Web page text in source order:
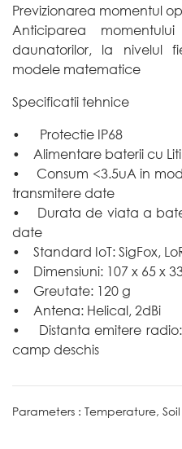
Previzionarea momentul
Anticiparea
daunatorilor, la nivelul
modele matematice
Specificatii tehnice
• Protectie IP68
• Alimentare baterii cu
• Consum <3.5uA in
transmitere date
• Durata de viata a
date
• Standard IoT: SigFox,
• Dimensiuni: 107 x 65 x
• Greutate: 120 g
• Antena: Helical, 2dBi
• Distanta emitere
camp deschis
Parameters : Temperature,